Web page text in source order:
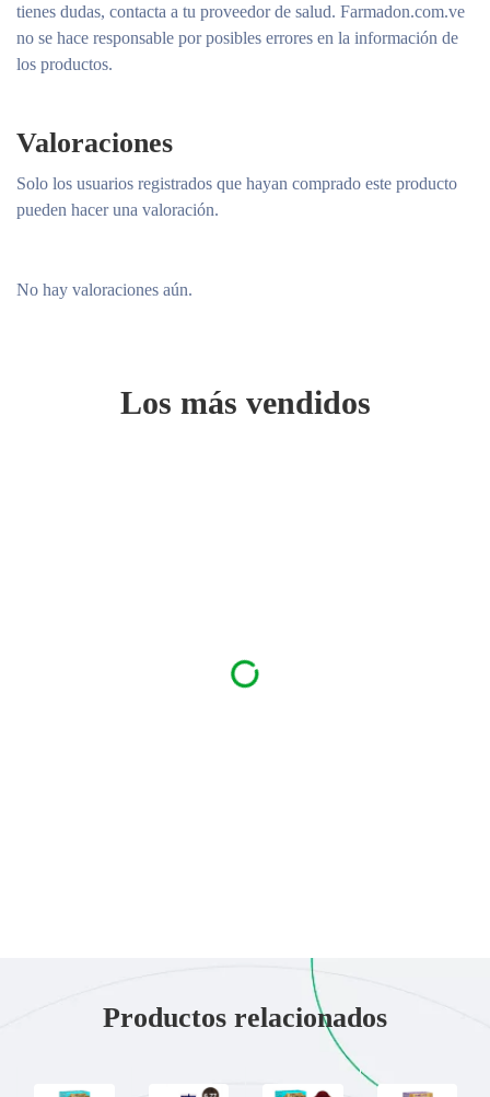
tienes dudas, contacta a tu proveedor de salud. Farmadon.com.ve
no se hace responsable por posibles errores en la información de
los productos.
Valoraciones
No hay valoraciones aún.
Solo los usuarios registrados que hayan comprado este producto
pueden hacer una valoración.
Los más vendidos
Productos relacionados